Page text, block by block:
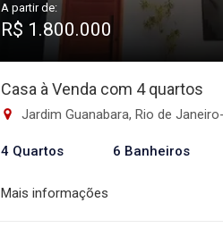
A partir de:
R$ 1.800.000
Casa à Venda com 4 quartos
Jardim Guanabara, Rio de
4 Quartos 6 Banheiros
Mais informações